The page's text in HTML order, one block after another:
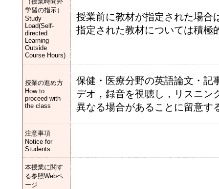
学習の指示）
Study
Load(Self-
directed
Learning
Outside
Course Hours)
授業前に教材が指定された場合
指定された教材については積極
授業の進め方
How to
proceed with
the class
保健・医療分野の英語論文・記
デオ，録音を視聴し，リスニン
異なる場合があることに留意す
注意事項
Notice for
Students
本授業に関す
る参照Webペ
ージ